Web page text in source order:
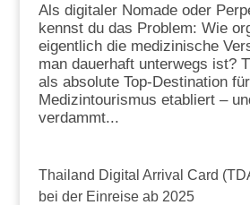
Als digitaler Nomade oder
kennst du das Problem: Wie
eigentlich die medizinische
man dauerhaft unterwegs ist?
als absolute Top-Destination für
Medizintourismus etabliert –
verdammt...
Thailand Digital Arrival Card
bei der Einreise ab 2025